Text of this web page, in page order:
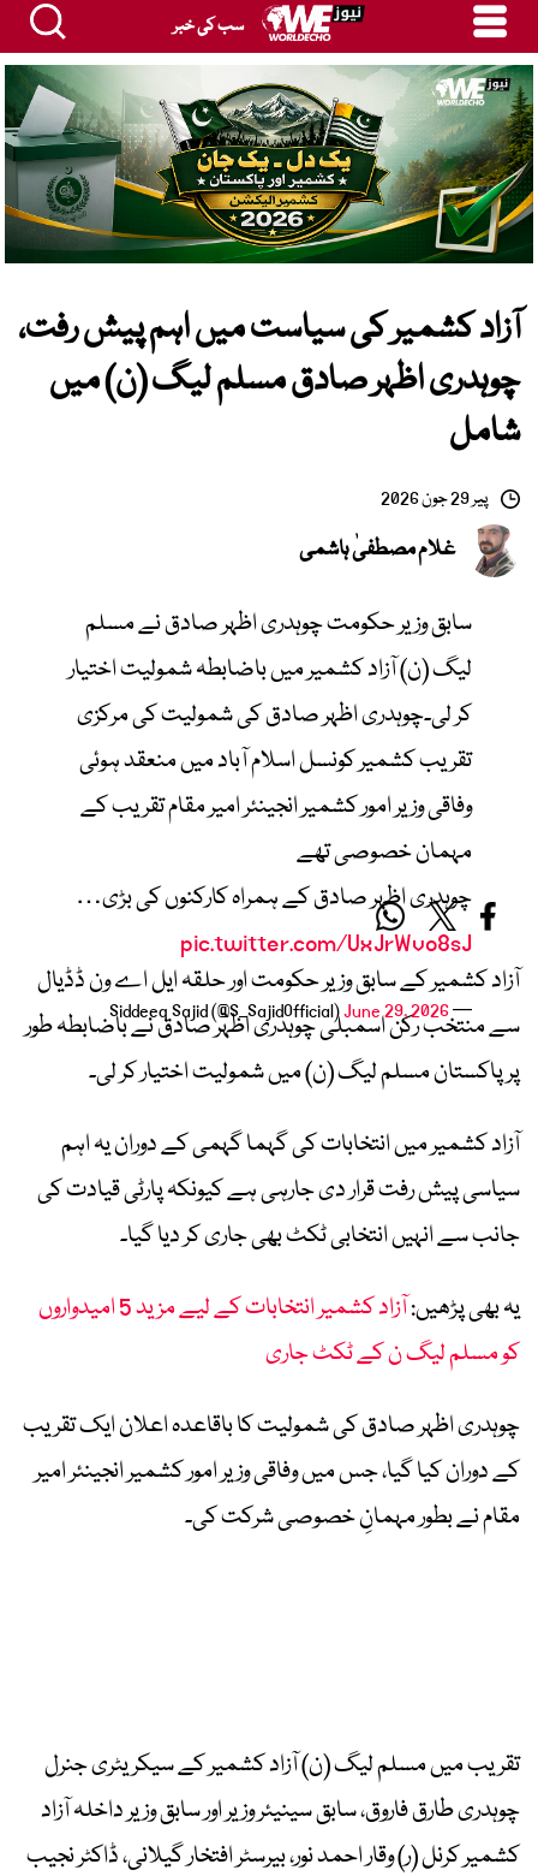
سب کی خبر
آزاد کشمیر کی سیاست میں اہم پیش رفت،
چوہدری اظہر صادق مسلم لیگ (ن) میں
شامل
پیر 29 جون 2026
غلام مصطفیٰ ہاشمی
سابق وزیر حکومت چوہدری اظہر صادق نے مسلم
لیگ (ن) آزاد کشمیر میں باضابطہ شمولیت اختیار
کر لی۔چوہدری اظہر صادق کی شمولیت کی مرکزی
تقریب کشمیر کونسل اسلام آباد میں منعقد ہوئی
وفاقی وزیر امور کشمیر انجینئر امیر مقام تقریب کے
مہمان خصوصی تھے
چوہدری اظہر صادق کے ہمراہ کارکنوں کی بڑی…
pic.twitter.com/UxJrWvo8sJ
— Siddeeq Sajid (@S_SajidOfficial)
June 29, 2026
آزاد کشمیر کے سابق وزیر حکومت اور حلقہ ایل اے ون ڈڈیال
سے منتخب رکن اسمبلی چوہدری اظہر صادق نے باضابطہ طور
پر پاکستان مسلم لیگ (ن) میں شمولیت اختیار کر لی۔
آزاد کشمیر میں انتخابات کی گہما گہمی کے دوران یہ اہم
سیاسی پیش رفت قرار دی جارہی ہے کیونکہ پارٹی قیادت کی
جانب سے انہیں انتخابی ٹکٹ بھی جاری کر دیا گیا۔
یہ بھی پڑھیں:
آزاد کشمیر انتخابات کے لیے مزید 5 امیدواروں
کو مسلم لیگ ن کے ٹکٹ جاری
چوہدری اظہر صادق کی شمولیت کا باقاعدہ اعلان ایک تقریب
کے دوران کیا گیا، جس میں وفاقی وزیر امور کشمیر انجینئر امیر
مقام نے بطور مہمانِ خصوصی شرکت کی۔
تقریب میں مسلم لیگ (ن) آزاد کشمیر کے سیکریٹری جنرل
چوہدری طارق فاروق، سابق سینیئر وزیر اور سابق وزیر داخلہ آزاد
کشمیر کرنل (ر) وقار احمد نور، بیرسٹر افتخار گیلانی، ڈاکٹر نجیب